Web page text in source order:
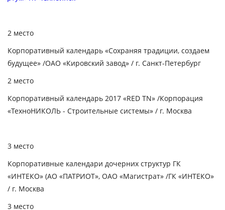
2 место
Корпоративный календарь «Сохраняя традиции, создаем
будущее» /ОАО «Кировский завод» / г. Санкт-Петербург
2 место
Корпоративный календарь 2017 «RED TN» /Корпорация
«ТехноНИКОЛЬ - Строительные системы» / г. Москва
3 место
Корпоративные календари дочерних структур ГК
«ИНТЕКО» (АО «ПАТРИОТ», ОАО «Магистрат» /ГК «ИНТЕКО»
/ г. Москва
3 место